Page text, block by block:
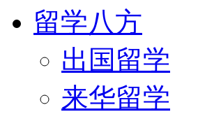
留学八方
出国留学
来华留学